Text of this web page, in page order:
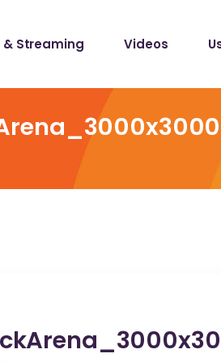
& Streaming Videos